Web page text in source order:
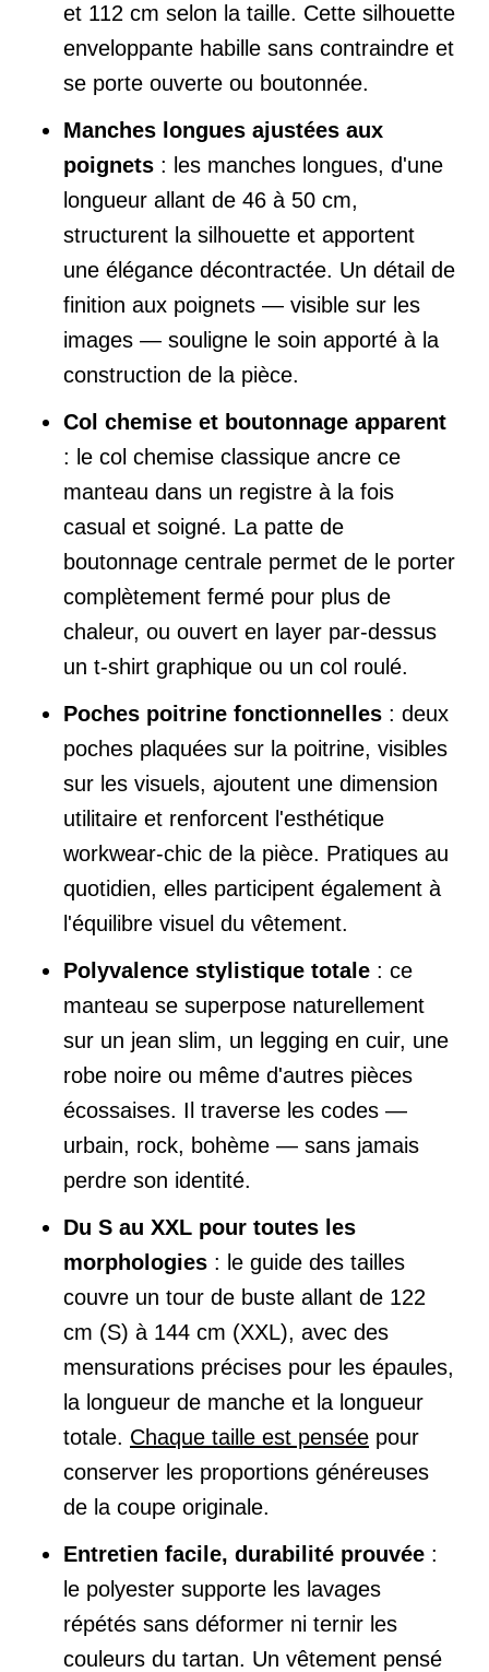
et 112 cm selon la taille. Cette silhouette
enveloppante habille sans contraindre et
se porte ouverte ou boutonnée.
Manches longues ajustées aux
poignets : les manches longues, d'une
longueur allant de 46 à 50 cm,
structurent la silhouette et apportent
une élégance décontractée. Un détail de
finition aux poignets — visible sur les
images — souligne le soin apporté à la
construction de la pièce.
Col chemise et boutonnage apparent
: le col chemise classique ancre ce
manteau dans un registre à la fois
casual et soigné. La patte de
boutonnage centrale permet de le porter
complètement fermé pour plus de
chaleur, ou ouvert en layer par-dessus
un t-shirt graphique ou un col roulé.
Poches poitrine fonctionnelles : deux
poches plaquées sur la poitrine, visibles
sur les visuels, ajoutent une dimension
utilitaire et renforcent l'esthétique
workwear-chic de la pièce. Pratiques au
quotidien, elles participent également à
l'équilibre visuel du vêtement.
Polyvalence stylistique totale : ce
manteau se superpose naturellement
sur un jean slim, un legging en cuir, une
robe noire ou même d'autres pièces
écossaises. Il traverse les codes —
urbain, rock, bohème — sans jamais
perdre son identité.
Du S au XXL pour toutes les
morphologies : le guide des tailles
couvre un tour de buste allant de 122
cm (S) à 144 cm (XXL), avec des
mensurations précises pour les épaules,
la longueur de manche et la longueur
totale. Chaque taille est pensée pour
conserver les proportions généreuses
de la coupe originale.
Entretien facile, durabilité prouvée :
le polyester supporte les lavages
répétés sans déformer ni ternir les
couleurs du tartan. Un vêtement pensé